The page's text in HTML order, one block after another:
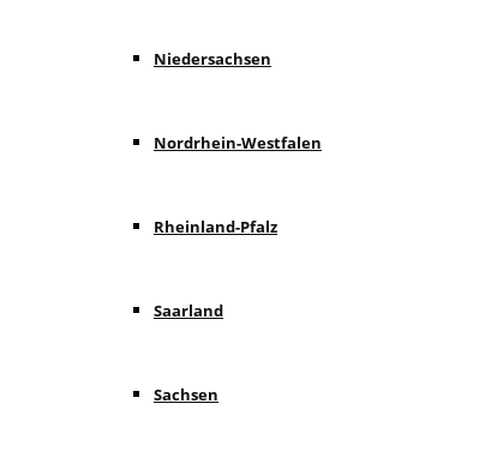
Niedersachsen
Nordrhein-Westfalen
Rheinland-Pfalz
Saarland
Sachsen